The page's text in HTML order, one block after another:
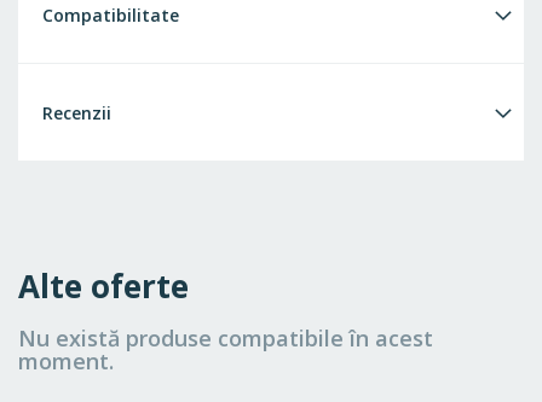
Compatibilitate
Recenzii
Alte oferte
Nu există produse compatibile în acest
moment.